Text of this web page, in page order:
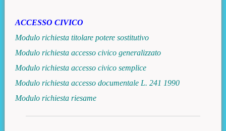
ACCESSO CIVICO
Modulo richiesta titolare potere sostitutivo
Modulo richiesta accesso civico generalizzato
Modulo richiesta accesso civico semplice
Modulo richiesta accesso documentale L. 241 1990
Modulo richiesta riesame